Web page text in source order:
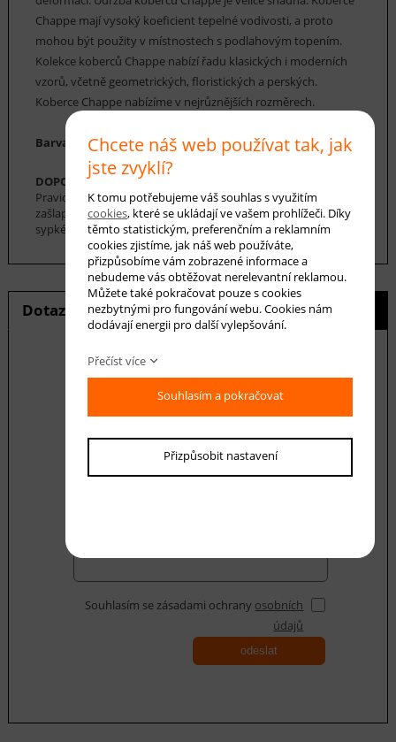
Chappe mají vysoký koeficient tepelné vodivosti, a proto
mohou být použity v místnostech s podlahovým topením.
Kolekce koberců Chappe nabízí řadu klasických i moderních
vzorů, včetně geometrických, floristických a perských.
Koberce Chappe nabízíme v nejrůznějších rozměrech.
Barva koberce: šedá, černá, bílá
DOPORUČENÁ ÚDRŽBA:
Pravidelné vysávání nečistot z koberce, aby se zabránilo jejich
zašlapání do koberce. Pro hloubkové čištění je možné použít
sypké čističe koberců. Koberec se nesmí namáčet.
Dotaz na produkt Hlídání ceny
Souhlasím se zásadami ochrany osobních
údajů
odeslat
Chcete náš web používat tak, jak
jste zvyklí?
K tomu potřebujeme váš souhlas s využitím
cookies, které se ukládají ve vašem prohlížeči. Díky
těmto statistickým, preferenčním a reklamním
cookies zjistíme, jak náš web používáte,
přizpůsobíme vám zobrazené informace a
nebudeme vás obtěžovat nerelevantní reklamou.
Můžete také pokračovat pouze s cookies
nezbytnými pro fungování webu. Cookies nám
dodávají energii pro další vylepšování.
Přečíst více
Souhlasím a pokračovat
Přizpůsobit nastavení